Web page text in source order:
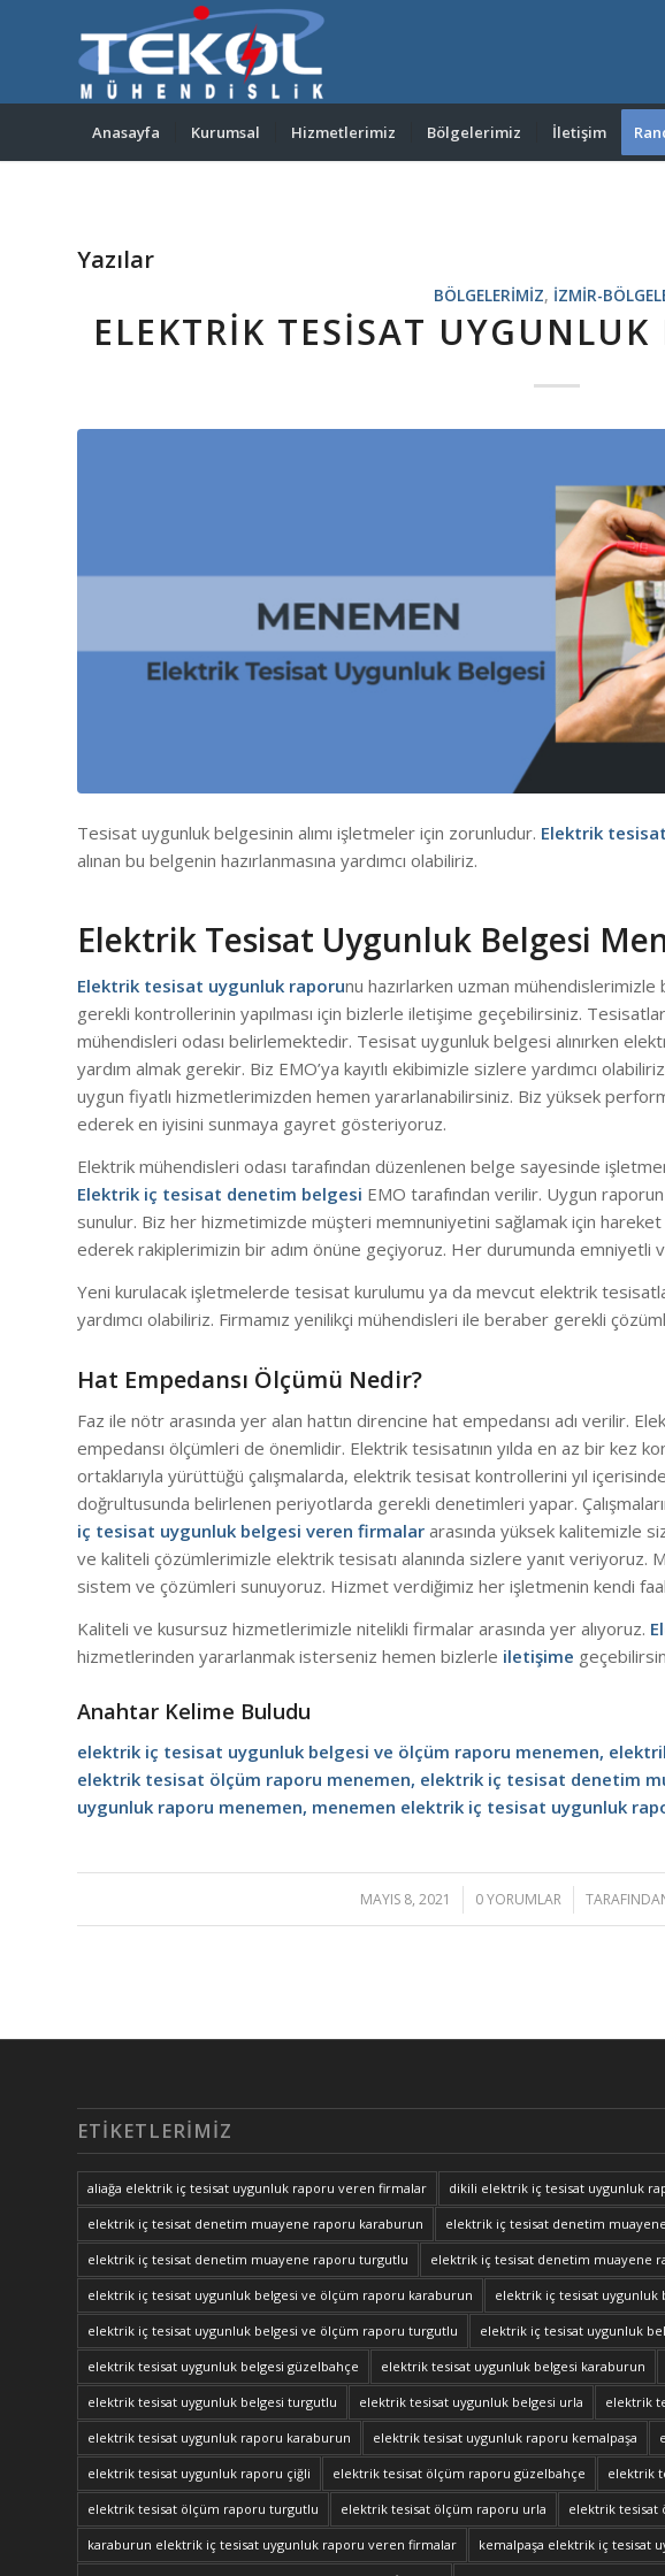
Anasayfa Kurumsal Hizmetlerimiz Bölgelerimiz İletişim
Yazılar
BÖLGELERIMIZ, IZMIR-
ELEKTRIK TESISAT
Tesisat uygunluk belgesinin alımı işletmeler için zorunludur. Elektrik
alınan bu belgenin hazırlanmasına yardımcı olabiliriz.
Elektrik Tesisat Uygunluk Belgesi
Elektrik tesisat uygunluk raporunu hazırlarken uzman
gerekli kontrollerinin yapılması için bizlerle iletişime geçebilirsiniz.
mühendisleri odası belirlemektedir. Tesisat uygunluk belgesi alınırken
yardım almak gerekir. Biz EMO’ya kayıtlı ekibimizle sizlere yardımcı
uygun fiyatlı hizmetlerimizden hemen yararlanabilirsiniz. Biz yüksek
ederek en iyisini sunmaya gayret gösteriyoruz.
Elektrik mühendisleri odası tarafından düzenlenen belge sayesinde
Elektrik iç tesisat denetim belgesi EMO tarafından verilir. Uygun
sunulur. Biz her hizmetimizde müşteri memnuniyetini sağlamak için
ederek rakiplerimizin bir adım önüne geçiyoruz. Her durumunda emniyetli
Yeni kurulacak işletmelerde tesisat kurulumu ya da mevcut elektrik
yardımcı olabiliriz. Firmamız yenilikçi mühendisleri ile beraber gerekli
Hat Empedansı Ölçümü Nedir?
Faz ile nötr arasında yer alan hattın direncine hat empedansı adı verilir.
empedansı ölçümleri de önemlidir. Elektrik tesisatının yılda en az bir kez
ortaklarıyla yürüttüğü çalışmalarda, elektrik tesisat kontrollerini yıl
doğrultusunda belirlenen periyotlarda gerekli denetimleri yapar.
iç tesisat uygunluk belgesi veren firmalar arasında yüksek kalitemizle
ve kaliteli çözümlerimizle elektrik tesisatı alanında sizlere yanıt veriyoruz.
sistem ve çözümleri sunuyoruz. Hizmet verdiğimiz her işletmenin kendi
Kaliteli ve kusursuz hizmetlerimizle nitelikli firmalar arasında yer alıyoruz.
hizmetlerinden yararlanmak isterseniz hemen bizlerle iletişime
Anahtar Kelime Buludu
elektrik iç tesisat uygunluk belgesi ve ölçüm raporu menemen,
elektrik tesisat ölçüm raporu menemen, elektrik iç tesisat denetim
uygunluk raporu menemen, menemen elektrik iç tesisat uygunluk
MAYIS 8, 2021
/ 0 YORUMLAR
/
ETIKETLERIMIZ
aliağa elektrik iç tesisat uygunluk raporu veren firmalar dikili elektrik iç tesisat uygunluk
elektrik iç tesisat denetim muayene raporu karaburun elektrik iç tesisat denetim
elektrik iç tesisat denetim muayene raporu turgutlu elektrik iç tesisat denetim muayene
elektrik iç tesisat uygunluk belgesi ve ölçüm raporu karaburun elektrik iç tesisat uygunluk
elektrik iç tesisat uygunluk belgesi ve ölçüm raporu turgutlu elektrik iç tesisat uygunluk
elektrik tesisat uygunluk belgesi güzelbahçe elektrik tesisat uygunluk belgesi karaburun
elektrik tesisat uygunluk belgesi turgutlu elektrik tesisat uygunluk belgesi urla elektrik
elektrik tesisat uygunluk raporu karaburun elektrik tesisat uygunluk raporu kemalpaşa
elektrik tesisat uygunluk raporu çiğli elektrik tesisat ölçüm raporu güzelbahçe elektrik
elektrik tesisat ölçüm raporu turgutlu elektrik tesisat ölçüm raporu urla elektrik tesisat
karaburun elektrik iç tesisat uygunluk raporu veren firmalar kemalpaşa elektrik iç tesisat